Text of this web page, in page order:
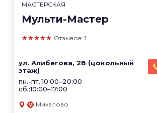
МАСТЕРСКАЯ
Мульти-Мастер
★★★★★ Отзывов: 1
ул. Алибегова, 28 (цокольный
этаж)
пн.-пт.:10:00–20:00
сб.:10:00–17:00
Михалово